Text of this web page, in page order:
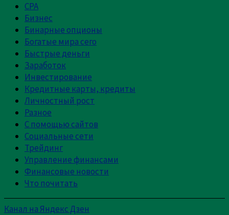
CPA
Бизнес
Бинарные опционы
Богатые мира сего
Быстрые деньги
Заработок
Инвестирование
Кредитные карты, кредиты
Личностный рост
Разное
С помощью сайтов
Социальные сети
Трейдинг
Управление финансами
Финансовые новости
Что почитать
Канал на Яндекс Дзен